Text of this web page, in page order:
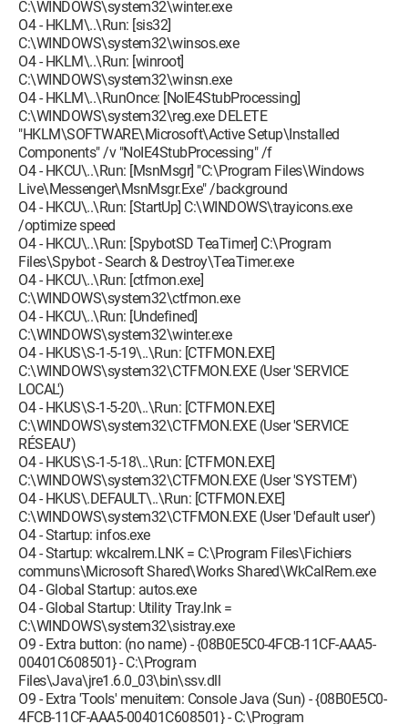
C:\WINDOWS\system32\winter.exe
O4 - HKLM\..\Run: [sis32]
C:\WINDOWS\system32\winsos.exe
O4 - HKLM\..\Run: [winroot]
C:\WINDOWS\system32\winsn.exe
O4 - HKLM\..\RunOnce: [NoIE4StubProcessing]
C:\WINDOWS\system32\reg.exe DELETE
"HKLM\SOFTWARE\Microsoft\Active Setup\Installed
Components" /v "NoIE4StubProcessing" /f
O4 - HKCU\..\Run: [MsnMsgr] "C:\Program Files\Windows
Live\Messenger\MsnMsgr.Exe" /background
O4 - HKCU\..\Run: [StartUp] C:\WINDOWS\trayicons.exe
/optimize speed
O4 - HKCU\..\Run: [SpybotSD TeaTimer] C:\Program
Files\Spybot - Search & Destroy\TeaTimer.exe
O4 - HKCU\..\Run: [ctfmon.exe]
C:\WINDOWS\system32\ctfmon.exe
O4 - HKCU\..\Run: [Undefined]
C:\WINDOWS\system32\winter.exe
O4 - HKUS\S-1-5-19\..\Run: [CTFMON.EXE]
C:\WINDOWS\system32\CTFMON.EXE (User 'SERVICE
LOCAL')
O4 - HKUS\S-1-5-20\..\Run: [CTFMON.EXE]
C:\WINDOWS\system32\CTFMON.EXE (User 'SERVICE
RÉSEAU')
O4 - HKUS\S-1-5-18\..\Run: [CTFMON.EXE]
C:\WINDOWS\system32\CTFMON.EXE (User 'SYSTEM')
O4 - HKUS\.DEFAULT\..\Run: [CTFMON.EXE]
C:\WINDOWS\system32\CTFMON.EXE (User 'Default user')
O4 - Startup: infos.exe
O4 - Startup: wkcalrem.LNK = C:\Program Files\Fichiers
communs\Microsoft Shared\Works Shared\WkCalRem.exe
O4 - Global Startup: autos.exe
O4 - Global Startup: Utility Tray.lnk =
C:\WINDOWS\system32\sistray.exe
O9 - Extra button: (no name) - {08B0E5C0-4FCB-11CF-AAA5-
00401C608501} - C:\Program
Files\Java\jre1.6.0_03\bin\ssv.dll
O9 - Extra 'Tools' menuitem: Console Java (Sun) - {08B0E5C0-
4FCB-11CF-AAA5-00401C608501} - C:\Program